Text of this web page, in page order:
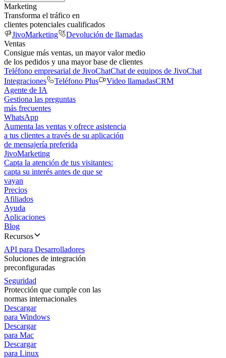
Marketing
Transforma el tráfico en
clientes potenciales cualificados
JivoMarketing
Devolución de llamadas
Ventas
Consigue más ventas, un mayor valor medio
de los pedidos y una mayor base de clientes
Teléfono empresarial de JivoChatChat de equipos de JivoChat
Integraciones
Teléfono Plus Video llamadasCRM
Agente de IA
Gestiona las preguntas
más frecuentes
WhatsApp
Aumenta las ventas y ofrece asistencia
a tus clientes a través de su aplicación
de mensajería preferida
JivoMarketing
Capta la atención de tus visitantes:
capta su interés antes de que se
vayan
Precios
Afiliados
Ayuda
Aplicaciones
Blog
Recursos
API para Desarrolladores
Soluciones de integración
preconfiguradas
Seguridad
Protección que cumple con las
normas internacionales
Descargar
para Windows
Descargar
para Mac
Descargar
para Linux